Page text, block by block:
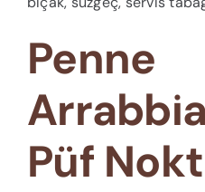
Penne
Püf